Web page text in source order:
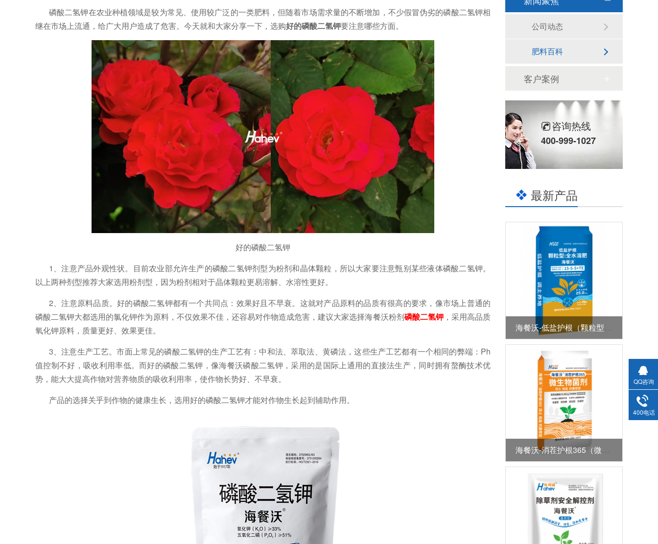
磷酸二氢钾在农业种植领域是较为常见、使用较广泛的一类肥料，但随着市场需求量的不断增加，不少假冒伪劣的磷酸二氢钾相
继在市场上流通，给广大用户造成了危害。今天就和大家分享一下，选购好的磷酸二氢钾要注意哪些方面。
好的磷酸二氢钾
1、注意产品外观性状。目前农业部允许生产的磷酸二氢钾剂型为粉剂和晶体颗粒，所以大家要注意甄别某些液体磷酸二氢钾。
以上两种剂型推荐大家选用粉剂型，因为粉剂相对于晶体颗粒更易溶解、水溶性更好。
2、注意原料品质。好的磷酸二氢钾都有一个共同点：效果好且不早衰。这就对产品原料的品质有很高的要求，像市场上普通的
磷酸二氢钾大都选用的氯化钾作为原料，不仅效果不佳，还容易对作物造成危害，建议大家选择海餐沃粉剂磷酸二氢钾，采用高品质
氧化钾原料，质量更好、效果更佳。
3、注意生产工艺。市面上常见的磷酸二氢钾的生产工艺有：中和法、萃取法、黄磷法，这些生产工艺都有一个相同的弊端： Ph
值控制不好，吸收利用率低。而好的磷酸二氢钾，像海餐沃磷酸二氢钾，采用的是国际上通用的直接法生产，同时拥有螯酶技术优
势，能大大提高作物对营养物质的吸收利用率，使作物长势好、不早衰。
产品的选择关乎到作物的健康生长，选用好的磷酸二氢钾才能对作物生长起到辅助作用。
公司动态
肥料百科
客户案例
咨询热线
400-999-1027
最新产品
海餐沃-低盐护根（颗粒型全水溶肥）
海餐沃-消茬护根365（微生物菌剂）
QQ咨询
400电话